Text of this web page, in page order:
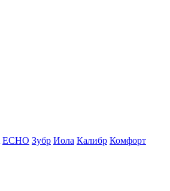
ЕСНО Зубр Иола Калибр Комфорт